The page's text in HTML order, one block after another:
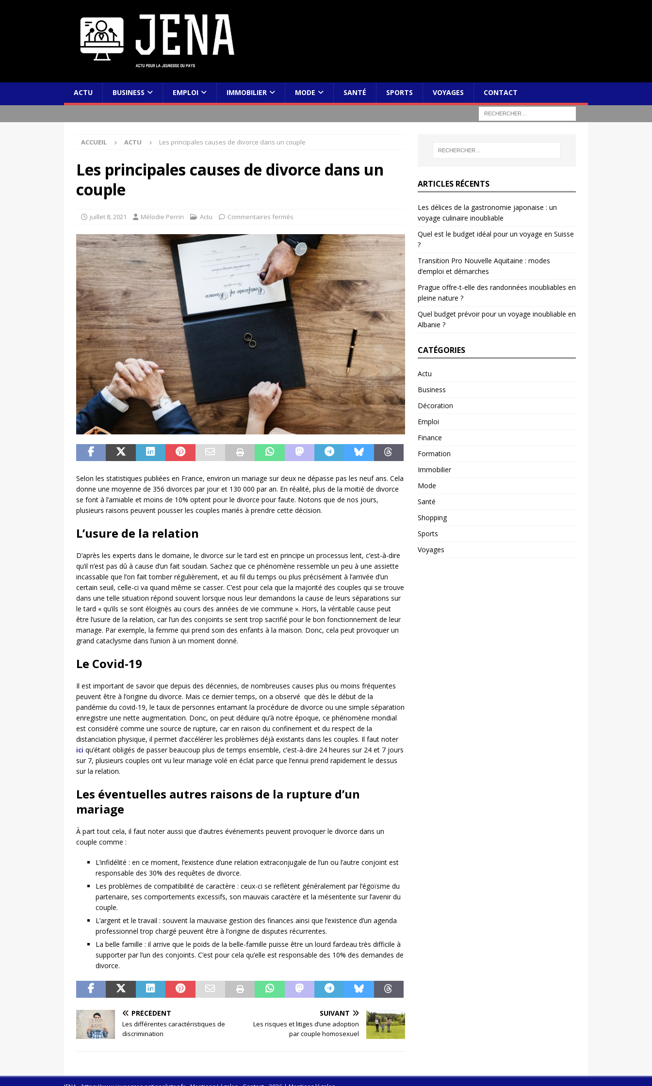
ACTU BUSINESS EMPLOI IMMOBILIER MODE SANTÉ SPORTS VOYAGES CONTACT
ACCUEIL ACTU Les principales causes de divorce dans un couple
Les principales causes de divorce dans un
couple
juillet 8, 2021 Mélodie Perrin Actu Commentaires fermés
Selon les statistiques publiées en France, environ un mariage sur deux ne dépasse pas les neuf ans. Cela
donne une moyenne de 356 divorces par jour et 130 000 par an. En réalité, plus de la moitié de divorce
se font à l’amiable et moins de 10% optent pour le divorce pour faute. Notons que de nos jours,
plusieurs raisons peuvent pousser les couples mariés à prendre cette décision.
L’usure de la relation
D’après les experts dans le domaine, le divorce sur le tard est en principe un processus lent, c’est-à-dire
qu’il n’est pas dû à cause d’un fait soudain. Sachez que ce phénomène ressemble un peu à une assiette
incassable que l’on fait tomber régulièrement, et au fil du temps ou plus précisément à l’arrivée d’un
certain seuil, celle-ci va quand même se casser. C’est pour cela que la majorité des couples qui se trouve
dans une telle situation répond souvent lorsque nous leur demandons la cause de leurs séparations sur
le tard « qu’ils se sont éloignés au cours des années de vie commune ». Hors, la véritable cause peut
être l’usure de la relation, car l’un des conjoints se sent trop sacrifié pour le bon fonctionnement de leur
mariage. Par exemple, la femme qui prend soin des enfants à la maison. Donc, cela peut provoquer un
grand cataclysme dans l’union à un moment donné.
Le Covid-19
Il est important de savoir que depuis des décennies, de nombreuses causes plus ou moins fréquentes
peuvent être à l’origine du divorce. Mais ce dernier temps, on a observé que dès le début de la
pandémie du covid-19, le taux de personnes entamant la procédure de divorce ou une simple séparation
enregistre une nette augmentation. Donc, on peut déduire qu’à notre époque, ce phénomène mondial
est considéré comme une source de rupture, car en raison du confinement et du respect de la
distanciation physique, il permet d’accélérer les problèmes déjà existants dans les couples. Il faut noter
ici qu’étant obligés de passer beaucoup plus de temps ensemble, c’est-à-dire 24 heures sur 24 et 7 jours
sur 7, plusieurs couples ont vu leur mariage volé en éclat parce que l’ennui prend rapidement le dessus
sur la relation.
Les éventuelles autres raisons de la rupture d’un
mariage
À part tout cela, il faut noter aussi que d’autres événements peuvent provoquer le divorce dans un
couple comme :
L’infidélité : en ce moment, l’existence d’une relation extraconjugale de l’un ou l’autre conjoint est
responsable des 30% des requêtes de divorce.
Les problèmes de compatibilité de caractère : ceux-ci se reflètent généralement par l’égoïsme du
partenaire, ses comportements excessifs, son mauvais caractère et la mésentente sur l’avenir du
couple.
L’argent et le travail : souvent la mauvaise gestion des finances ainsi que l’existence d’un agenda
professionnel trop chargé peuvent être à l’origine de disputes récurrentes.
La belle famille : il arrive que le poids de la belle-famille puisse être un lourd fardeau très difficile à
supporter par l’un des conjoints. C’est pour cela qu’elle est responsable des 10% des demandes de
divorce.
PRÉCÉDENT
Les différentes caractéristiques de
discrimination
SUIVANT
Les risques et litiges d’une adoption
par couple homosexuel
ARTICLES RÉCENTS
Les délices de la gastronomie japonaise : un
voyage culinaire inoubliable
Quel est le budget idéal pour un voyage en Suisse
?
Transition Pro Nouvelle Aquitaine : modes
d’emploi et démarches
Prague offre-t-elle des randonnées inoubliables en
pleine nature ?
Quel budget prévoir pour un voyage inoubliable en
Albanie ?
CATÉGORIES
Actu
Business
Décoration
Emploi
Finance
Formation
Immobilier
Mode
Santé
Shopping
Sports
Voyages